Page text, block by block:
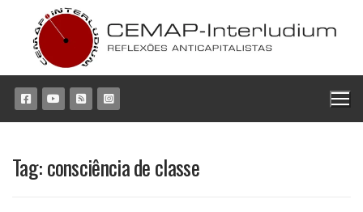
conteúdo
Tag:consciência de classe